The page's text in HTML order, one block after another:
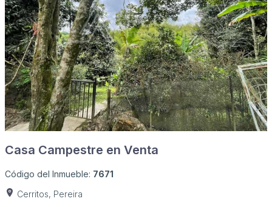
Casa Campestre en Venta
Código del Inmueble: 7671
Cerritos, Pereira